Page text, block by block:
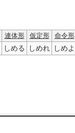
連体形 仮定形 命令形
しめる しめれ しめよ